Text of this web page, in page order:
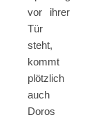
vor ihrer
Tür
steht,
kommt
plötzlich
auch
Doros